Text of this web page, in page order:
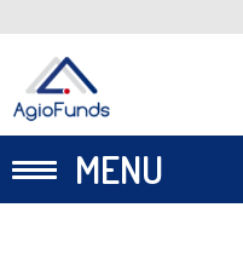
MENU